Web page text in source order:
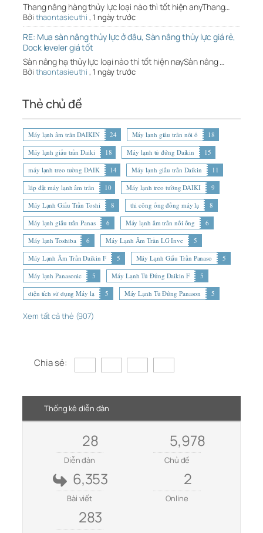
Thang nâng hàng thủy lực loại nào thì tốt hiện anyThang…
Bởi thaontasieuthi , 1 ngày trước
RE: Mua sàn nâng thủy lực ở đâu, Sàn nâng thủy lực giá rẻ,
Dock leveler giá tốt
Sàn nâng hạ thủy lực loại nào thì tốt hiện naySàn nâng …
Bởi thaontasieuthi , 1 ngày trước
Thẻ chủ đề
Máy lạnh âm trần DAIKIN 24 Máy lạnh giấu trần nối ố
18
Máy lạnh giấu trần Daiki
18 Máy lạnh tủ đứng Daikin
15
máy lạnh treo tường DAIK
14 Máy lạnh giấu trần Daikin
11
lắp đặt máy lạnh âm trần
10 Máy lạnh treo tường DAIKI
9
Máy Lạnh Giấu Trần Toshi
8 thi công ống đồng máy lạ
8
Máy lạnh giấu trần Panas
6 Máy lạnh âm trần nối ống
6
Máy lạnh Toshiba
6 Máy Lạnh Âm Trần LG Inve
5
Máy Lạnh Âm Trần Daikin F
5 Máy Lạnh Giấu Trần Panaso
5
Máy lạnh Panasonic
5 Máy Lạnh Tủ Đứng Daikin F
5
diện tích sử dụng Máy lạ
5 Máy Lạnh Tủ Đứng Panason 5
Xem tất cả thẻ (907)
Chia sẻ:
Thống kê diễn đàn
28
Diễn đàn
5,978
Chủ đề
6,353
Bài viết
2
Online
283